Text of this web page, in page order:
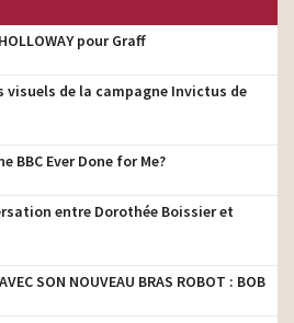
pour Graff
visuels de la campagne Invictus de
BBC Ever Done for Me?
entre Dorothée Boissier et
SON NOUVEAU BRAS ROBOT : BOB